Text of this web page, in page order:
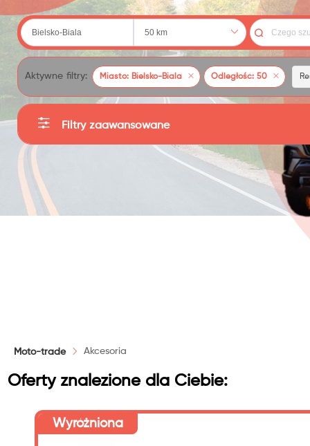
(20)
Aktywne filtry: Miasto: Bielsko-Biala Odległość: 50
Filtry zaawansowane
Moto-trade Akcesoria
Oferty znalezione dla Ciebie:
Wyróżniona